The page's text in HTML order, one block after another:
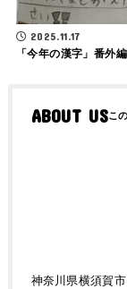
2025.11.17
「今年の漢字」番外編
ABOUT US
神奈川県横須賀